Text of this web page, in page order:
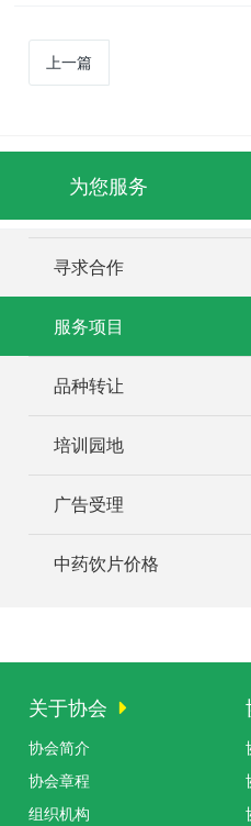
上一篇
为您服务
寻求合作
服务项目
品种转让
培训园地
广告受理
中药饮片价格
关于协会
协会简介
协会章程
组织机构